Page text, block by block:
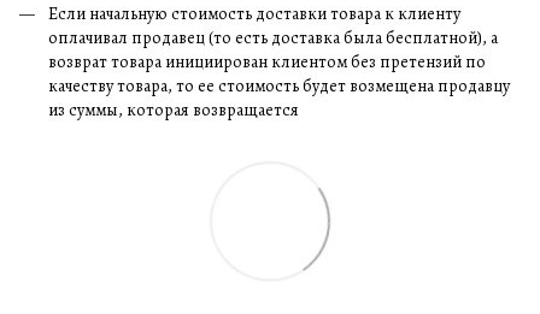
Если начальную стоимость доставки товара к клиенту
оплачивал продавец (то есть доставка была бесплатной), а
возврат товара инициирован клиентом без претензий по
качеству товара, то ее стоимость будет возмещена продавцу
из суммы, которая возвращается